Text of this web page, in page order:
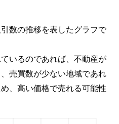
数の推移を表したグラフで
いるのであれば、不動産が
売買数が少ない地域であれ
、高い価格で売れる可能性